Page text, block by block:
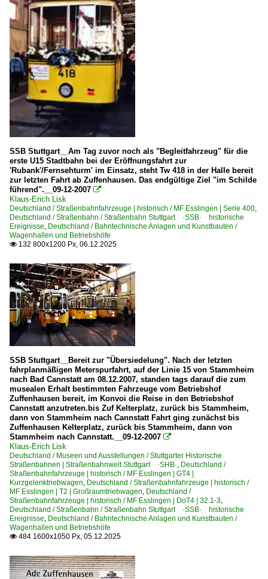
SSB Stuttgart__Am Tag zuvor noch als "Begleitfahrzeug" für die
erste U15 Stadtbahn bei der Eröffnungsfahrt zur
'Rubank'/Fernsehturm' im Einsatz, steht Tw 418 in der Halle bereit
zur letzten Fahrt ab Zuffenhausen. Das endgültige Ziel "im Schilde
führend".__09-12-2007 
Klaus-Erich Lisk
Deutschland / Straßenbahnfahrzeuge | historisch / MF Esslingen | Serie 400,
Deutschland / Straßenbahn / Straßenbahn Stuttgart ·SSB· historische
Ereignisse, Deutschland / Bahntechnische Anlagen und Kunstbauten /
Wagenhallen und Betriebshöfe
 132 800x1200 Px, 06.12.2025
SSB Stuttgart__Bereit zur "Übersiedelung". Nach der letzten
fahrplanmäßigen Meterspurfahrt, auf der Linie 15 von Stammheim
nach Bad Cannstatt am 08.12.2007, standen tags darauf die zum
musealen Erhalt bestimmten Fahrzeuge vom Betriebshof
Zuffenhausen bereit, im Konvoi die Reise in den Betriebshof
Cannstatt anzutreten.bis Zuf Kelterplatz, zurück bis Stammheim,
dann von Stammheim nach Cannstatt Fahrt ging zunächst bis
Zuffenhausen Kelterplatz, zurück bis Stammheim, dann von
Stammheim nach Cannstatt.__09-12-2007 
Klaus-Erich Lisk
Deutschland / Museen und Ausstellungen / Stuttgarter Historische
Straßenbahnen | Straßenbahnwelt Stuttgart ·SHB·, Deutschland /
Straßenbahnfahrzeuge | historisch / MF Esslingen | GT4 |
Kurzgelenktriebwagen, Deutschland / Straßenbahnfahrzeuge | historisch /
MF Esslingen | T2 | Großraumtriebwagen, Deutschland /
Straßenbahnfahrzeuge | historisch / MF Esslingen | DoT4 | 32.1-3,
Deutschland / Straßenbahn / Straßenbahn Stuttgart ·SSB· historische
Ereignisse, Deutschland / Bahntechnische Anlagen und Kunstbauten /
Wagenhallen und Betriebshöfe
 484 1600x1050 Px, 05.12.2025